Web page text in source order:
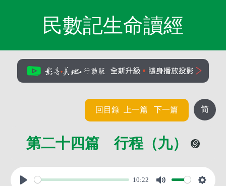
民數記生命讀經
简
回目錄 上一篇 下一篇
第二十四篇 行程（九）
10:22